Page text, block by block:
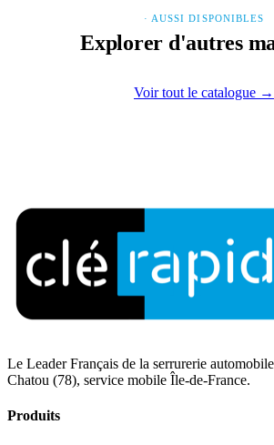
· AUSSI DISPONIBLES
Explorer d'autres
Voir tout le catalogue →
Le Leader Français de la serrurerie
Chatou (78), service mobile Île-de-France.
Produits